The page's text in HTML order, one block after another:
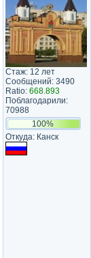
Стаж: 12 лет
Сообщений: 3490
Ratio: 668.893
Поблагодарили:
70988
100%
Откуда: Канск